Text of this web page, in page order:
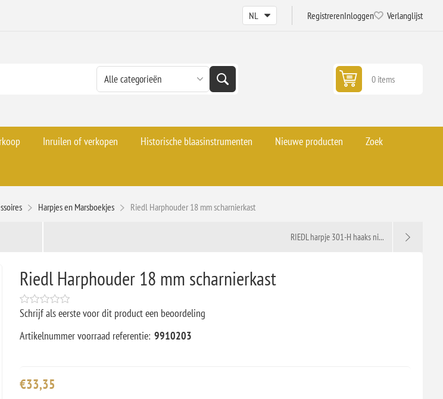
RegistrerenInloggen Verlanglijst
0 items
Inruilen of verkopen Historische blaasinstrumenten Nieuwe producten Zoek
Harpjes en Marsboekjes Riedl Harphouder 18 mm scharnierkast
RIEDL harpje 301-H haaks ni...
Riedl Harphouder 18 mm scharnierkast
Schrijf als eerste voor dit product een beoordeling
Artikelnummer voorraad referentie: 9910203
€33,35